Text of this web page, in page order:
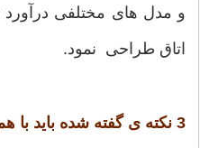
و مدل های مختلفی درآورد
اتاق طراحی نمود.
3 نکته ی گفته شده باید با هم جور باشند و بهم بیایند :